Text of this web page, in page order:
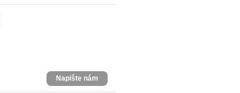
Napište nám